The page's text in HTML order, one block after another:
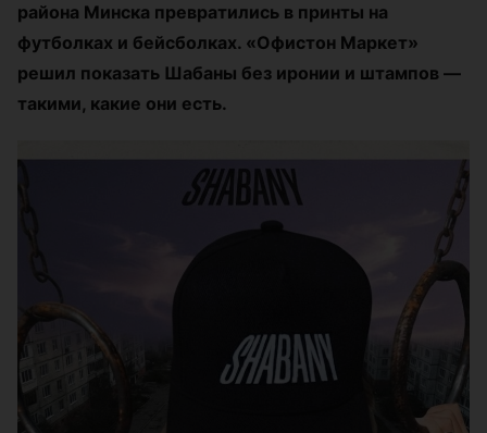
района Минска превратились в принты на
футболках и бейсболках. «Офистон Маркет»
решил показать Шабаны без иронии и штампов —
такими, какие они есть.